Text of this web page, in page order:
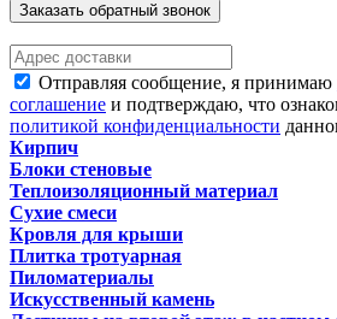
Заказать обратный звонок
Отправляя сообщение, я принимаю
соглашение и подтверждаю, что
политикой конфиденциальности
Кирпич
Блоки стеновые
Теплоизоляционный материал
Сухие смеси
Кровля для крыши
Плитка тротуарная
Пиломатериалы
Искусственный камень